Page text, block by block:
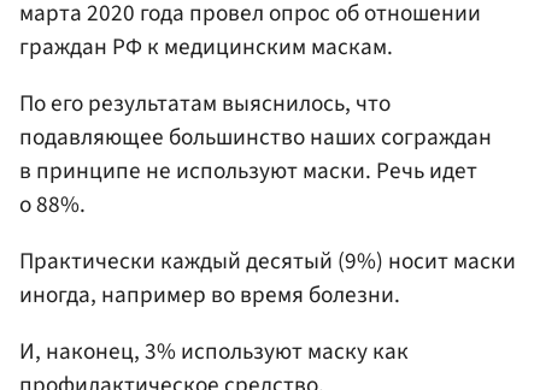
марта 2020 года провел опрос об отношении
граждан РФ к медицинским маскам.
По его результатам выяснилось, что
подавляющее большинство наших сограждан
в принципе не используют маски. Речь идет
о 88%.
Практически каждый десятый (9%) носит маски
иногда, например во время болезни.
И, наконец, 3% используют маску как